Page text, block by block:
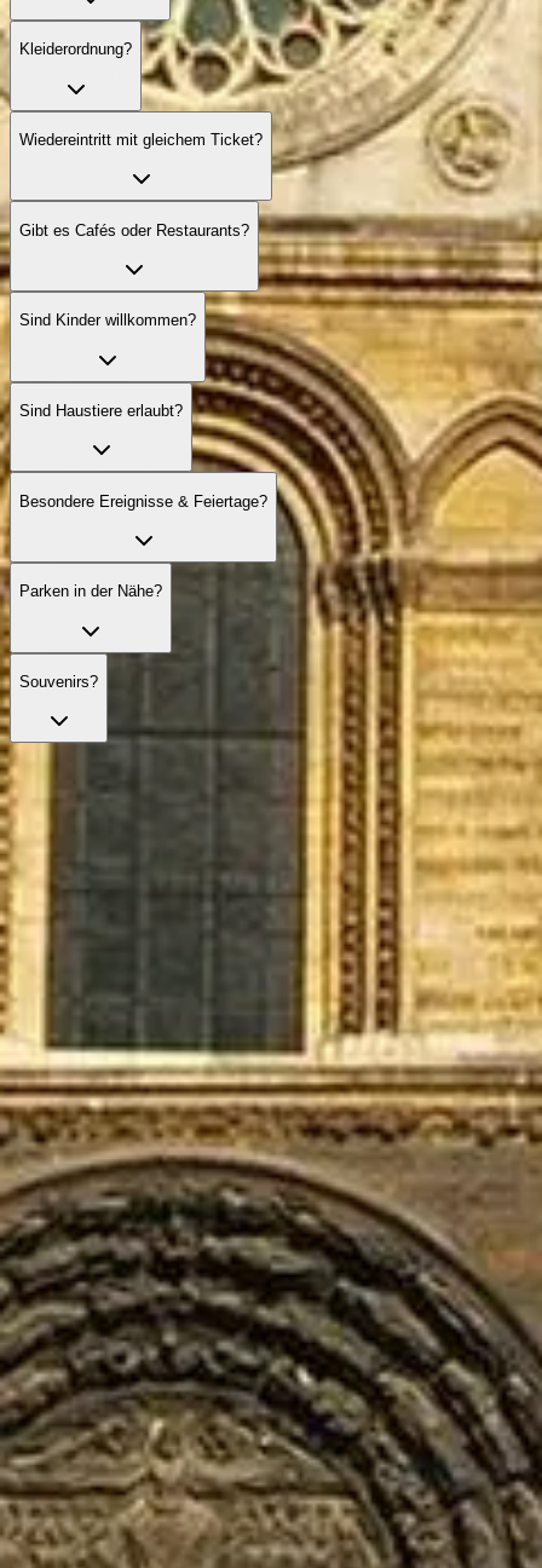
Kleiderordnung?
Wiedereintritt mit gleichem Ticket?
Gibt es Cafés oder Restaurants?
Sind Kinder willkommen?
Sind Haustiere erlaubt?
Besondere Ereignisse & Feiertage?
Parken in der Nähe?
Souvenirs?
Überspringen Sie die Warteschlange mit Ihren Tickets
Entdecken Sie unsere besten Ticketoptionen, die Ihren Besuch mit
bevorzugtem Zugang und fachkundiger Führung bereichern.
Tickets buchen
Basilika von Saint‑Denis
Ihr Guide zur Basilika von Saint‑Denis — Tickets, königliche
Gräber, Glasfenster und Tipps für einen Besuch nördlich von Paris.
©2026 Diese Website ist weder dem Centre des monuments
nationaux noch der Stadt Saint‑Denis angeschlossen.
Die(z) saintdenis.paris weboldal egy független információs platform,
amely a(z) Basilika von Saint‑Denis bemutatásának szenteli magát.
Minden bejegyzett márka vagy védjegy a megfelelő tulajdonos
tulajdona. A jegyekkel kapcsolatos kérdésekben kérjük, forduljon
közvetlenül a jegyértékesítőkhöz. Egyéb kérdések esetén írjon e-
mailt ide: Kontaktieren Sie uns